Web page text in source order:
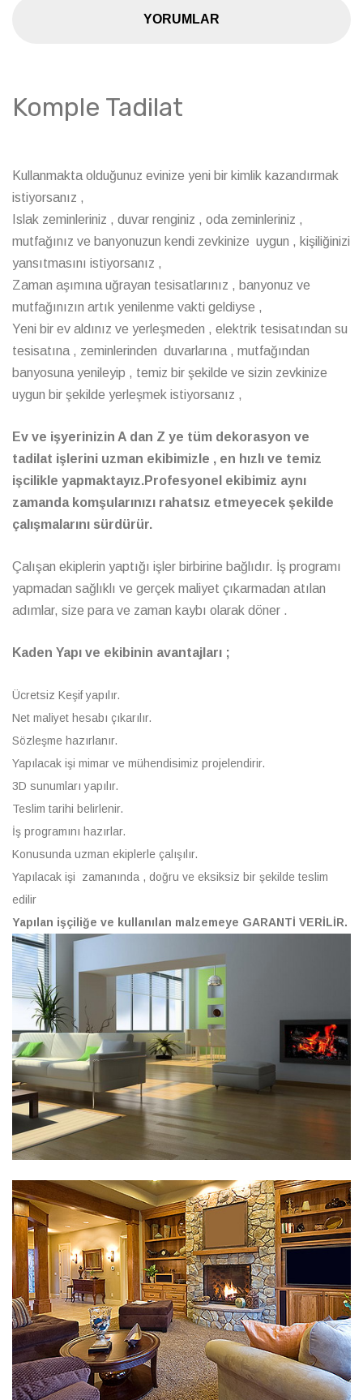
YORUMLAR
Komple Tadilat
Kullanmakta olduğunuz evinize yeni bir kimlik kazandırmak
istiyorsanız ,
Islak zeminleriniz , duvar renginiz , oda zeminleriniz ,
mutfağınız ve banyonuzun kendi zevkinize uygun , kişiliğinizi
yansıtmasını istiyorsanız ,
Zaman aşımına uğrayan tesisatlarınız , banyonuz ve
mutfağınızın artık yenilenme vakti geldiyse ,
Yeni bir ev aldınız ve yerleşmeden , elektrik tesisatından su
tesisatına , zeminlerinden duvarlarına , mutfağından
banyosuna yenileyip , temiz bir şekilde ve sizin zevkinize
uygun bir şekilde yerleşmek istiyorsanız ,
Ev ve işyerinizin A dan Z ye tüm dekorasyon ve
tadilat işlerini uzman ekibimizle , en hızlı ve temiz
işcilikle yapmaktayız.Profesyonel ekibimiz aynı
zamanda komşularınızı rahatsız etmeyecek şekilde
çalışmalarını sürdürür.
Çalışan ekiplerin yaptığı işler birbirine bağlıdır. İş programı
yapmadan sağlıklı ve gerçek maliyet çıkarmadan atılan
adımlar, size para ve zaman kaybı olarak döner .
Kaden Yapı ve ekibinin avantajları ;
Ücretsiz Keşif yapılır.
Net maliyet hesabı çıkarılır.
Sözleşme hazırlanır.
Yapılacak işi mimar ve mühendisimiz projelendirir.
3D sunumları yapılır.
Teslim tarihi belirlenir.
İş programını hazırlar.
Konusunda uzman ekiplerle çalışılır.
Yapılacak işi zamanında , doğru ve eksiksiz bir şekilde teslim
edilir
Yapılan işçiliğe ve kullanılan malzemeye GARANTİ VERİLİR.